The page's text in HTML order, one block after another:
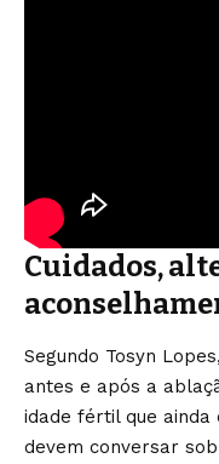
Cuidados,
Segundo Tosyn
antes e após a
idade fértil que ainda
devem conversar